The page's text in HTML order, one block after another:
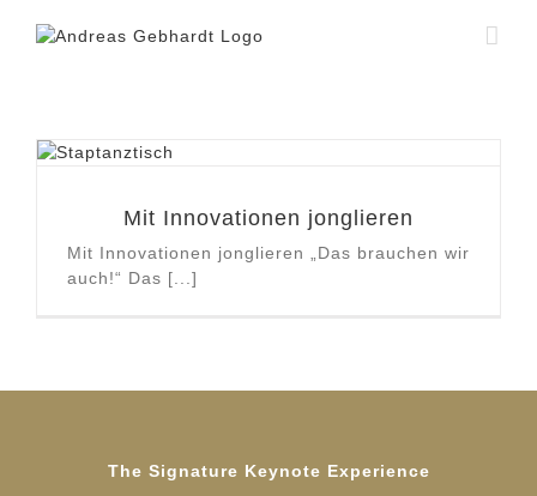
Inhalt
Mit Innovationen jonglieren
Mit Innovationen jonglieren „Das brauchen wir
auch!“ Das [...]
The Signature Keynote Experience